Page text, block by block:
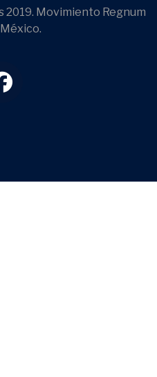
Movimiento Regnum